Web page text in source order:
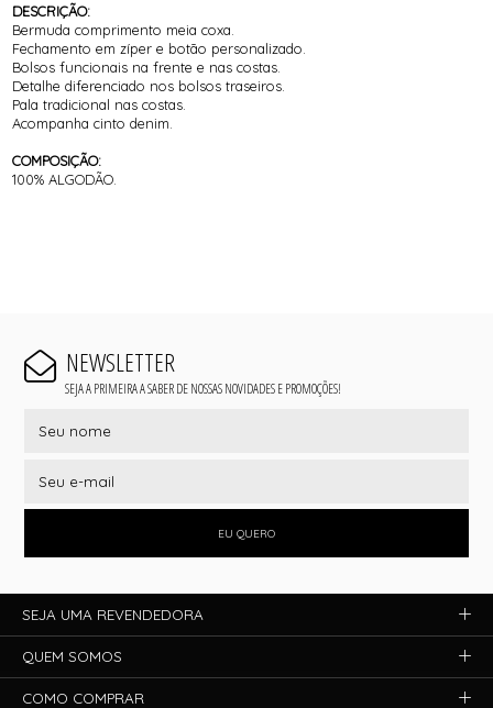
DESCRIÇÃO:
Bermuda comprimento meia coxa.
Fechamento em zíper e botão personalizado.
Bolsos funcionais na frente e nas costas.
Detalhe diferenciado nos bolsos traseiros.
Pala tradicional nas costas.
Acompanha cinto denim.
COMPOSIÇÃO:
100% ALGODÃO.
NEWSLETTER
SEJA A PRIMEIRA A SABER DE NOSSAS NOVIDADES E PROMOÇÕES!
EU QUERO
SEJA UMA REVENDEDORA
QUEM SOMOS
COMO COMPRAR